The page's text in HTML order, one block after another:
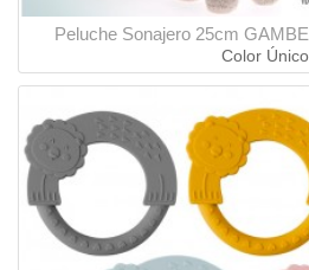
Peluche Sonajero 25cm
Color Único